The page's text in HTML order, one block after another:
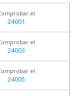
el
24001
el
24003
el
24005